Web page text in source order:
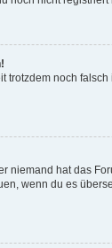
noch
hat das
wenn du es